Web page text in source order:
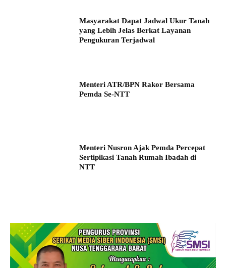
Masyarakat Dapat Jadwal Ukur Tanah
yang Lebih Jelas Berkat Layanan
Pengukuran Terjadwal
Menteri ATR/BPN Rakor Bersama
Pemda Se-NTT
Menteri Nusron Ajak Pemda Percepat
Sertipikasi Tanah Rumah Ibadah di
NTT